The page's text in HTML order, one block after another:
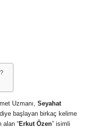
Uzmanı, Seyahat
başlayan birkaç kelime
alan “Erkut Özen” isimli